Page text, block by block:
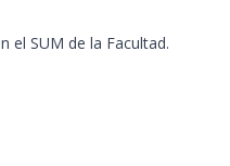
el SUM de la Facultad.